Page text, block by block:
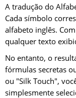
A tradução do
Cada símbolo
alfabeto inglês.
qualquer texto
No entanto, o
fórmulas secretas
ou "Silk Touch",
simplesmente